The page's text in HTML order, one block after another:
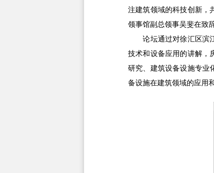
注建筑领域的科技创新，
领事馆副总领事吴斐在致
论坛通过对徐汇区滨江
技术和设备应用的讲解，
研究、建筑设备设施专业
备设施在建筑领域的应用